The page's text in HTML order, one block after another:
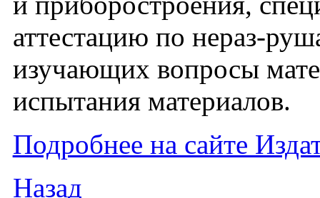
аттестацию по нераз-
изучающих вопросы
испытания материалов.
Подробнее на сайте
Назад